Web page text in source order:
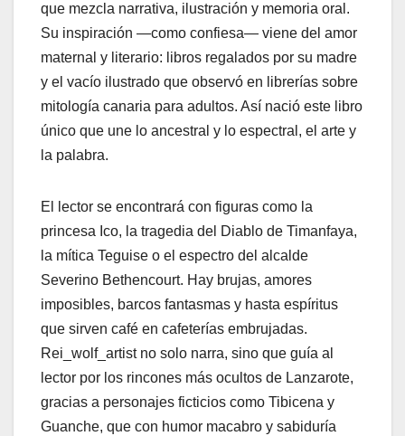
que mezcla narrativa, ilustración y memoria oral.
Su inspiración —como confiesa— viene del amor
maternal y literario: libros regalados por su madre
y el vacío ilustrado que observó en librerías sobre
mitología canaria para adultos. Así nació este libro
único que une lo ancestral y lo espectral, el arte y
la palabra.
El lector se encontrará con figuras como la
princesa Ico, la tragedia del Diablo de Timanfaya,
la mítica Teguise o el espectro del alcalde
Severino Bethencourt. Hay brujas, amores
imposibles, barcos fantasmas y hasta espíritus
que sirven café en cafeterías embrujadas.
Rei_wolf_artist no solo narra, sino que guía al
lector por los rincones más ocultos de Lanzarote,
gracias a personajes ficticios como Tibicena y
Guanche, que con humor macabro y sabiduría